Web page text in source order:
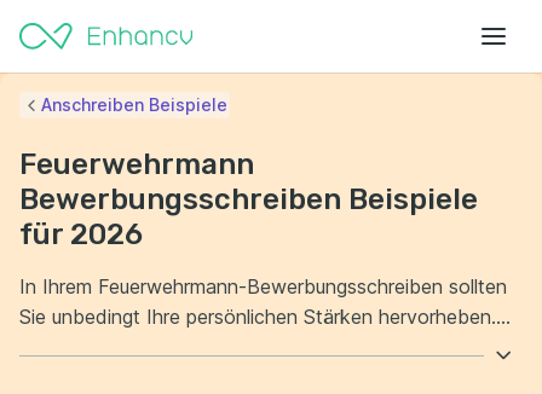
Anschreiben Beispiele
Feuerwehrmann
Bewerbungsschreiben Beispiele
für 2026
In Ihrem Feuerwehrmann-Bewerbungsschreiben sollten
Sie unbedingt Ihre persönlichen Stärken hervorheben.